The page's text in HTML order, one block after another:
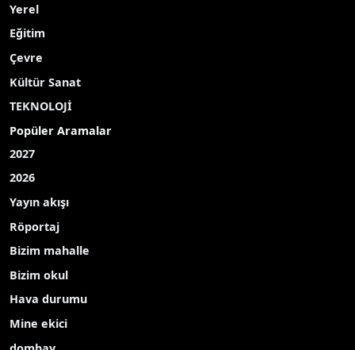
Yerel
Eğitim
Çevre
Kültür Sanat
TEKNOLOJİ
Popüler Aramalar
2027
2026
Yayın akışı
Röportaj
Bizim mahalle
Bizim okul
Hava durumu
Mine ekici